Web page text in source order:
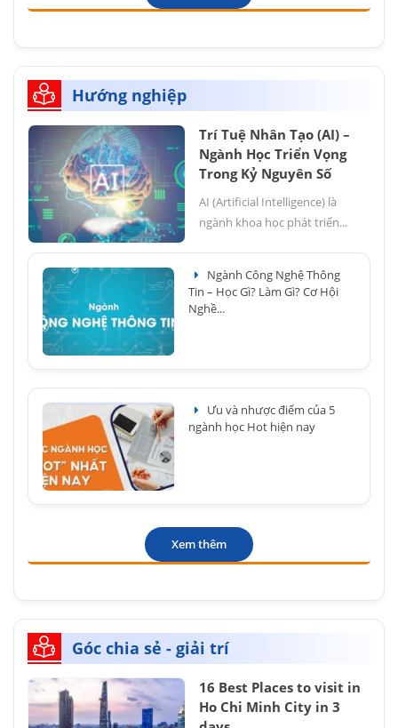
Hướng nghiệp
Trí Tuệ Nhân Tạo (AI) –
Ngành Học Triển Vọng
Trong Kỷ Nguyên Số
AI (Artificial Intelligence) là
ngành khoa học phát triển...
Ngành Công Nghệ Thông
Tin – Học Gì? Làm Gì? Cơ Hội
Nghề...
Ưu và nhược điểm của 5
ngành học Hot hiện nay
Xem thêm
Góc chia sẻ - giải trí
16 Best Places to visit in
Ho Chi Minh City in 3